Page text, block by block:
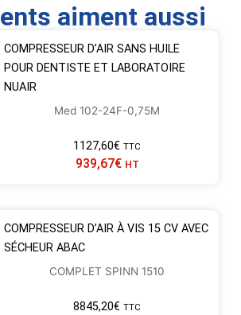
aiment aussi
COMPRESSEUR D’AIR SANS HUILE
POUR DENTISTE ET LABORATOIRE
NUAIR
Med 102-24F-0,75M
1127,60€ TTC
939,67€ HT
COMPRESSEUR D’AIR À VIS 15 CV AVEC
SÉCHEUR ABAC
COMPLET SPINN 1510
8845,20€ TTC